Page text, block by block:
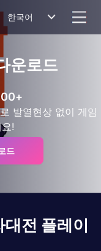
한국어
운로드
발열현상 없이 게임
!
드
대전 플레이